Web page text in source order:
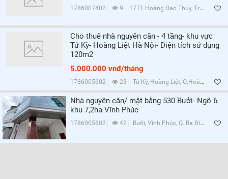
1786007402 9 17T1 Hoàng Đạo Thúy, Trung Hòa, Q.Cầu Giấy, Hà Nội
Cho thuê nhà nguyên căn - 4 tầng- khu vực
Tứ Kỳ- Hoàng Liệt Hà Nội- Diện tích sử dụng
120m2
5.000.000 vnđ/tháng
1786005602 23 Tứ Kỳ, Hoàng Liệt, Q.Hoàng Mai, Hà Nội
Nhà nguyên căn/ mặt bằng 530 Bưởi- Ngõ 6
khu 7,2ha Vĩnh Phúc
1786005602 42 Bưởi, Vĩnh Phúc, Q. Ba Đình, Hà Nội